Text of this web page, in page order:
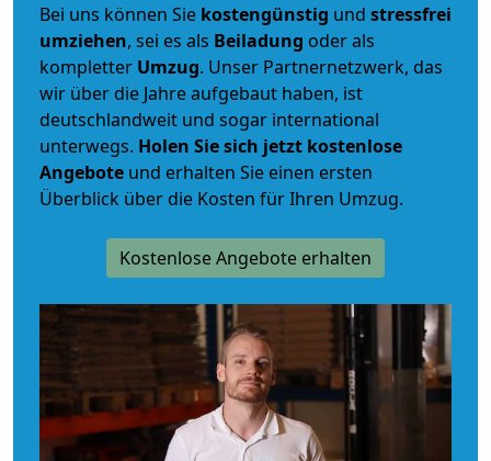
Bei uns können Sie kostengünstig und stressfrei
umziehen, sei es als Beiladung oder als
kompletter Umzug. Unser Partnernetzwerk, das
wir über die Jahre aufgebaut haben, ist
deutschlandweit und sogar international
unterwegs. Holen Sie sich jetzt kostenlose
Angebote und erhalten Sie einen ersten
Überblick über die Kosten für Ihren Umzug.
Kostenlose Angebote erhalten